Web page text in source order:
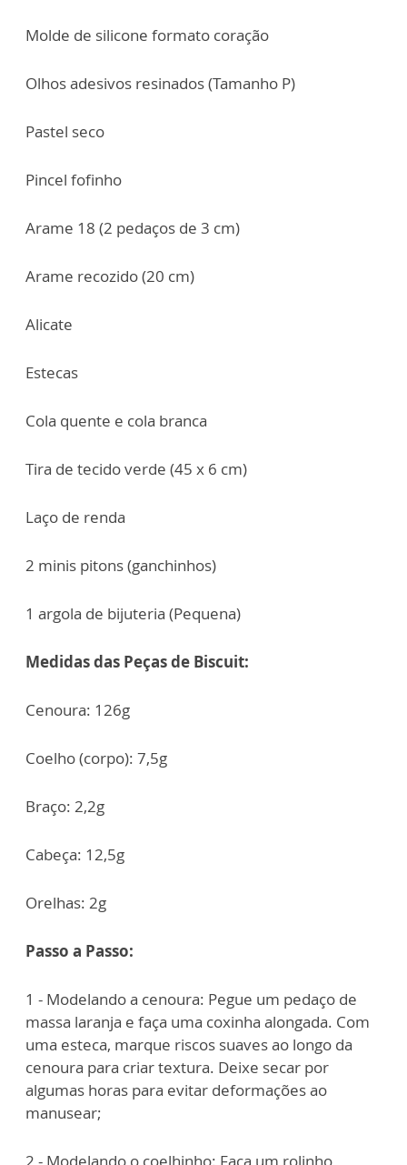
Molde de silicone formato coração
Olhos adesivos resinados (Tamanho P)
Pastel seco
Pincel fofinho
Arame 18 (2 pedaços de 3 cm)
Arame recozido (20 cm)
Alicate
Estecas
Cola quente e cola branca
Tira de tecido verde (45 x 6 cm)
Laço de renda
2 minis pitons (ganchinhos)
1 argola de bijuteria (Pequena)
Medidas das Peças de Biscuit:
Cenoura: 126g
Coelho (corpo): 7,5g
Braço: 2,2g
Cabeça: 12,5g
Orelhas: 2g
Passo a Passo:
1 - Modelando a cenoura: Pegue um pedaço de
massa laranja e faça uma coxinha alongada. Com
uma esteca, marque riscos suaves ao longo da
cenoura para criar textura. Deixe secar por
algumas horas para evitar deformações ao
manusear;